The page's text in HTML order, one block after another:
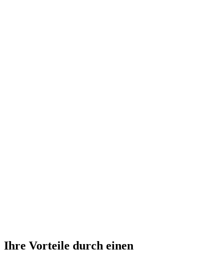
Ihre Vorteile durch einen